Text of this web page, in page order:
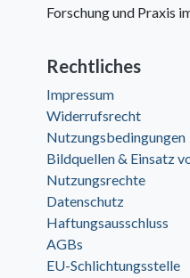
Forschung und Praxis
Rechtliches
Impressum
Widerrufsrecht
Nutzungsbedingungen
Bildquellen & Einsatz
Nutzungsrechte
Datenschutz
Haftungsausschluss
AGBs
EU-Schlichtungsstelle